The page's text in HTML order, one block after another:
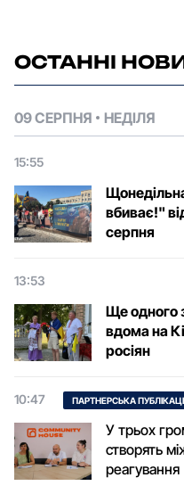
ОСТАННІ
09 СЕРПНЯ НЕДІЛЯ
15:55
вбиває!"
серпня
13:53
Ще одного
вдома на
росіян
10:47 ПАРТНЕРСЬКА
У трьох
створять
реагування